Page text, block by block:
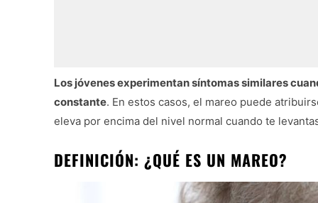
Los jóvenes experimentan síntomas similares
constante. En estos casos, el mareo puede
eleva por encima del nivel normal cuando te
DEFINICIÓN: ¿QUÉ ES UN MAREO?